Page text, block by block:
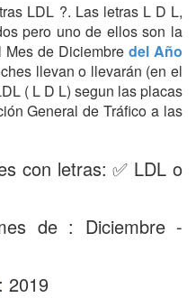
LDL ?. Las letras L D L,
pero uno de ellos son la
de Diciembre del Año
llevan o llevarán (en el
( L D L) segun las placas
General de Tráfico a las
con letras: ✅ LDL o
de : Diciembre -
: 2019